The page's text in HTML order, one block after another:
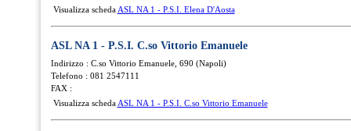
Visualizza scheda ASL NA 1 - P.S.I. Elena D'Aosta
ASL NA 1 - P.S.I. C.so Vittorio Emanuele
Indirizzo : C.so Vittorio Emanuele, 690 (Napoli)
Telefono : 081 2547111
FAX :
Visualizza scheda ASL NA 1 - P.S.I. C.so Vittorio Emanuele